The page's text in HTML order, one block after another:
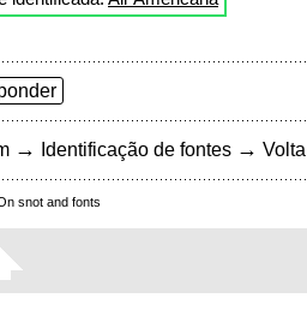
→ Identificação de fontes →
snot and fonts